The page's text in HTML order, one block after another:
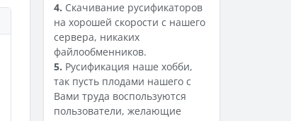
4. Скачивание русификаторов
на хорошей скорости с нашего
сервера, никаких
файлообменников.
5. Русификация наше хобби,
так пусть плодами нашего с
Вами труда воспользуются
пользователи, желающие